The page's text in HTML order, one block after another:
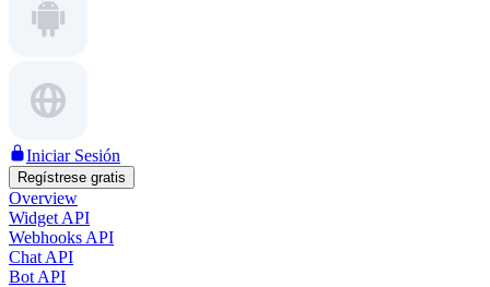
Iniciar Sesión
Regístrese gratis
Overview
Widget API
Webhooks API
Chat API
Bot API